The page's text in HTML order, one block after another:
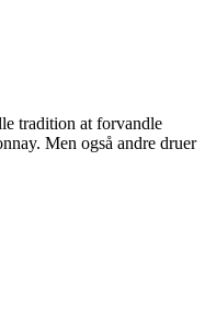
tradition at forvandle
Men også andre druer